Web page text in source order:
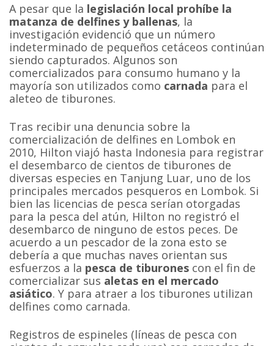
A pesar que la legislación local prohíbe la
matanza de delfines y ballenas, la
investigación evidenció que un número
indeterminado de pequeños cetáceos continúan
siendo capturados. Algunos son
comercializados para consumo humano y la
mayoría son utilizados como carnada para el
aleteo de tiburones.
Tras recibir una denuncia sobre la
comercialización de delfines en Lombok en
2010, Hilton viajó hasta Indonesia para registrar
el desembarco de cientos de tiburones de
diversas especies en Tanjung Luar, uno de los
principales mercados pesqueros en Lombok. Si
bien las licencias de pesca serían otorgadas
para la pesca del atún, Hilton no registró el
desembarco de ninguno de estos peces. De
acuerdo a un pescador de la zona esto se
debería a que muchas naves orientan sus
esfuerzos a la pesca de tiburones con el fin de
comercializar sus aletas en el mercado
asiático. Y para atraer a los tiburones utilizan
delfines como carnada.
Registros de espineles (líneas de pesca con